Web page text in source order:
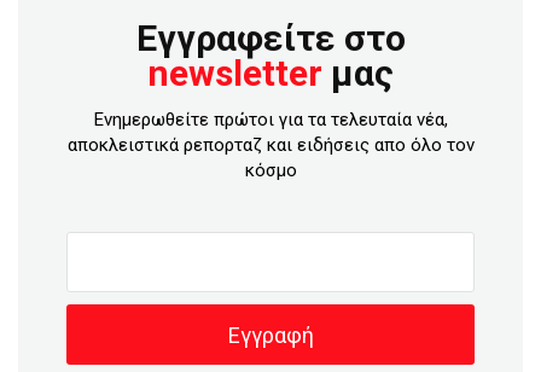
Εγγραφείτε στο
newsletter μας
Ενημερωθείτε πρώτοι για τα τελευταία νέα,
αποκλειστικά ρεπορταζ και ειδήσεις απο όλο τον
κόσμο